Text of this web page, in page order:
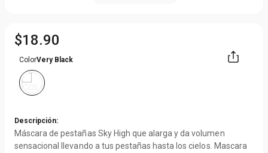
$18.90
ColorVery Black
Descripción:
Máscara de pestañas Sky High que alarga y da volumen
sensacional llevando a tus pestañas hasta los cielos. Mascara